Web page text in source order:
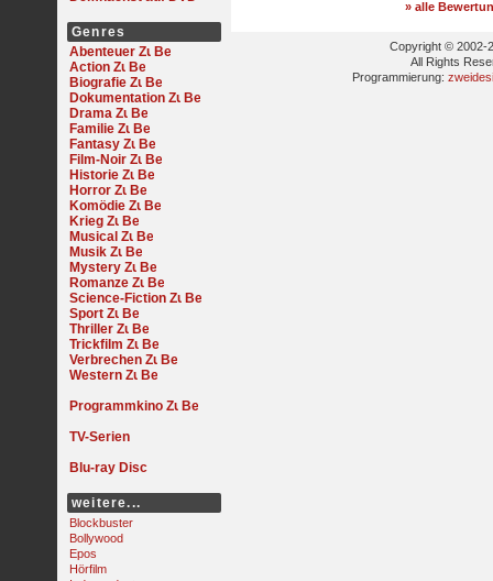
Genres
Abenteuer
Action
Biografie
Dokumentation
Drama
Familie
Fantasy
Film-Noir
Historie
Horror
Komödie
Krieg
Musical
Musik
Mystery
Romanze
Science-Fiction
Sport
Thriller
Trickfilm
Verbrechen
Western
Programmkino
TV-Serien
Blu-ray Disc
weitere...
Blockbuster
Bollywood
Epos
Hörfilm
» alle
Copyright © 2002-
All Rights
Programmierung: